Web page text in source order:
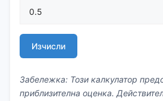
Изчисли
Забележка: Този калкулатор
приблизителна оценка.